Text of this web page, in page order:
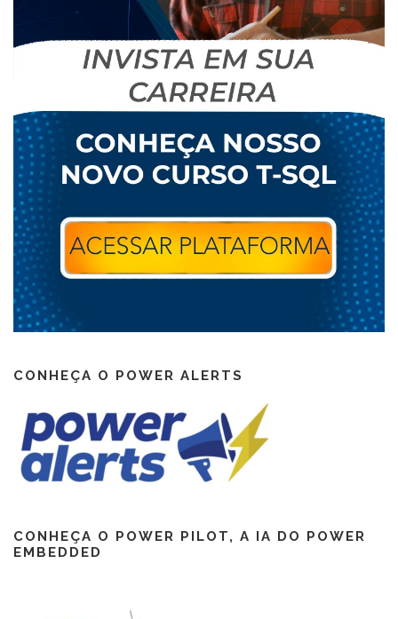
CONHEÇA O POWER ALERTS
CONHEÇA O POWER PILOT, A IA DO POWER
EMBEDDED